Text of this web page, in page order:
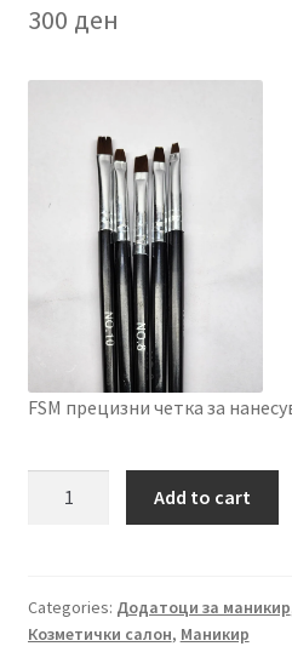
300 ден
FSM прецизни четка за
гел
quantity
Add to cart
Categories: Додатоци за маникир
Козметички салон, Маникир